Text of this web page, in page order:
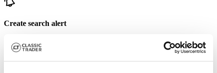
Create search alert
Let yourself be notified as soon as a listing is published that matches
your search filters.